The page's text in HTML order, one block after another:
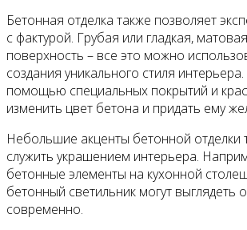
Бетонная отделка также позволяет
с фактурой. Грубая или гладкая,
поверхность – все это можно
создания уникального стиля
помощью специальных покрытий и
изменить цвет бетона и придать ему
Небольшие акценты бетонной отделки
служить украшением интерьера.
бетонные элементы на кухонной
бетонный светильник могут выглядеть
современно.